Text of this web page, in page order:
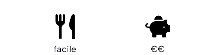
facile €€